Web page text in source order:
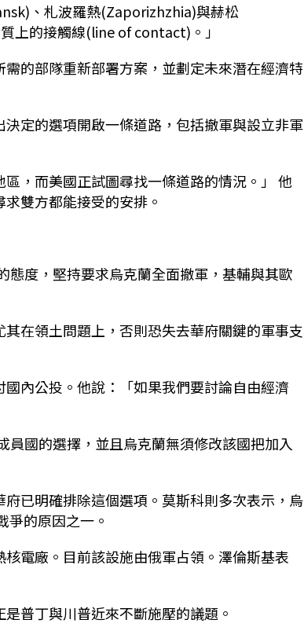
) 、札波羅熱(Zaporizhzhia)與赫松
上的接觸線(line of contact)。」
的部隊重新部署方案，並劃定未來潛在經濟特
決定的選項開啟一條道路，包括撤軍與設立非軍
，而美國正試圖尋找一條道路的情況。」 他
雙方都能接受的安排。
度，堅持要求烏克蘭全面撤軍，基輔與其歐
在領土問題上，否則恐失去華府關鍵的軍事支
國內公投。他說：「如果我們要討論自由經濟
員國的選擇，並且烏克蘭無須修改該國把加入
已明確排除這個選項。莫斯科則多次表示，烏
爭的原因之一。
電廠。目前該設施由俄軍占領。澤倫斯基表
普丁與川普近來不斷施壓的議題。